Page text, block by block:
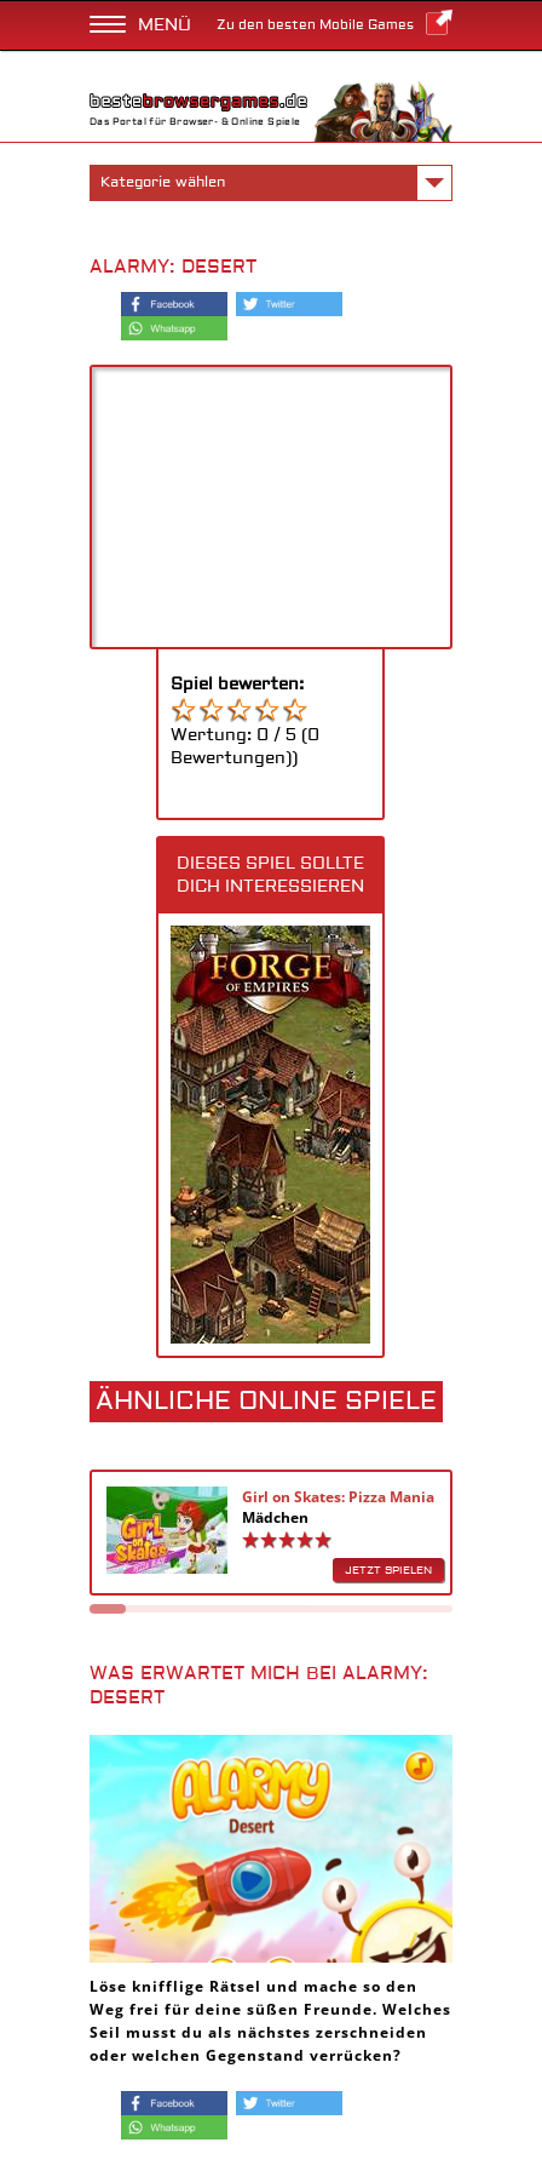
MENÜ Zu den besten Mobile Games
Das Portal für Browser- & Online Spiele
Kategorie wählen
ALARMY: DESERT
Spiel bewerten:
Wertung: 0 / 5 (0
Bewertungen))
DIESES SPIEL SOLLTE
DICH INTERESSIEREN
ÄHNLICHE ONLINE SPIELE
Girl on Skates: Pizza Mania
Mädchen
JETZT SPIELEN
WAS ERWARTET MICH BEI ALARMY:
DESERT
Löse knifflige Rätsel und mache so den
Weg frei für deine süßen Freunde. Welches
Seil musst du als nächstes zerschneiden
oder welchen Gegenstand verrücken?